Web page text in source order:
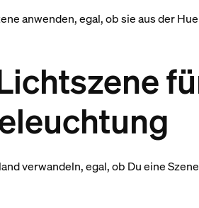
anwenden, egal, ob sie aus der
verwandeln, egal, ob Du eine